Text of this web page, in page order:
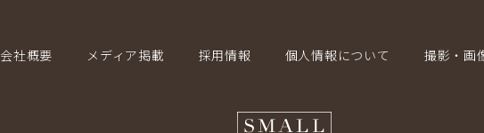
会社概要 メディア掲載 採用情報 個人情報について 撮影・画